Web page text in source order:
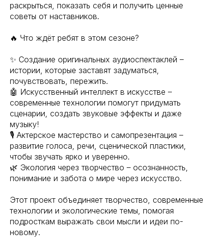
раскрыться, показать себя и получить ценные
советы от наставников.
🔥 Что ждёт ребят в этом сезоне?
✨ Создание оригинальных аудиоспектаклей –
истории, которые заставят задуматься,
почувствовать, пережить.
🤖 Искусственный интеллект в искусстве –
современные технологии помогут придумать
сценарии, создать звуковые эффекты и даже
музыку!
🎙 Актерское мастерство и самопрезентация –
развитие голоса, речи, сценической пластики,
чтобы звучать ярко и уверенно.
🌿 Экология через творчество – осознанность,
понимание и забота о мире через искусство.
Этот проект объединяет творчество, современные
технологии и экологические темы, помогая
подросткам выражать свои мысли и идеи по-
новому.